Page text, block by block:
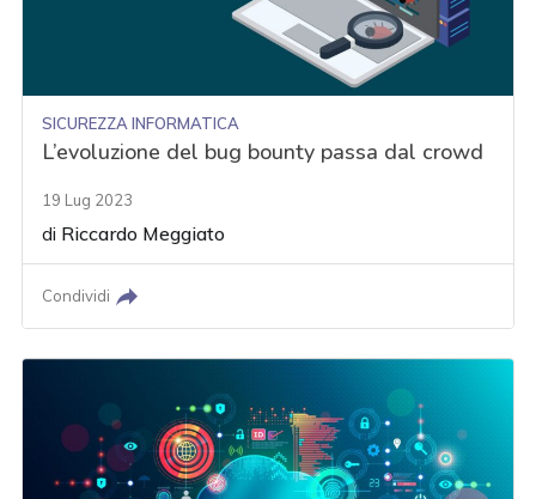
SICUREZZA INFORMATICA
L’evoluzione del bug bounty passa dal crowd
19 Lug 2023
di Riccardo Meggiato
Condividi